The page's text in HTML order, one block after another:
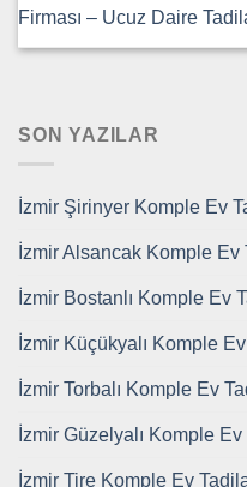
Firması – Ucuz Daire
SON YAZILAR
İzmir Şirinyer Komple Ev
İzmir Alsancak Komple Ev
İzmir Bostanlı Komple Ev
İzmir Küçükyalı Komple
İzmir Torbalı Komple Ev
İzmir Güzelyalı Komple
İzmir Tire Komple Ev